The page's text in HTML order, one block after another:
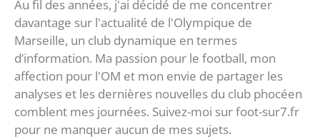
Au fil des années, j'ai décidé de me concentrer
davantage sur l'actualité de l'Olympique de
Marseille, un club dynamique en termes
d’information. Ma passion pour le football, mon
affection pour l'OM et mon envie de partager les
analyses et les dernières nouvelles du club phocéen
comblent mes journées. Suivez-moi sur foot-sur7.fr
pour ne manquer aucun de mes sujets.